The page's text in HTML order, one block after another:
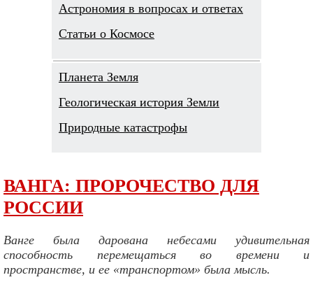
Астрономия в вопросах и ответах
Cтатьи о Космосе
Планета Земля
Геологическая история Земли
Природные катастрофы
ВАНГА: ПРОРОЧЕСТВО ДЛЯ
РОССИИ
Ванге была дарована небесами удивительная
способность перемещаться во времени и
пространстве, и ее «транспортом» была мысль.